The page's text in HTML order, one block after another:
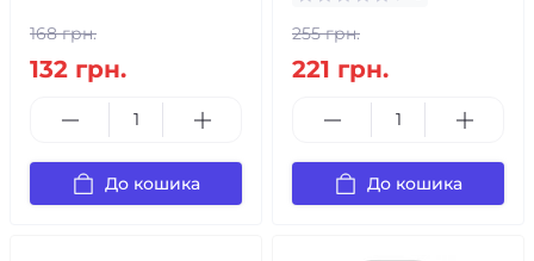
168 грн.
132 грн.
До кошика
255 грн.
221 грн.
До кошика